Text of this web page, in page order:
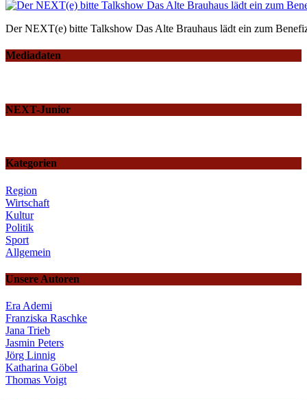
Der NEXT(e) bitte Talkshow Das Alte Brauhaus lädt ein zum
Mediadaten
NEXT-Junior
Kategorien
Region
Wirtschaft
Kultur
Politik
Sport
Allgemein
Unsere Autoren
Era Ademi
Franziska Raschke
Jana Trieb
Jasmin Peters
Jörg Linnig
Katharina Göbel
Thomas Voigt